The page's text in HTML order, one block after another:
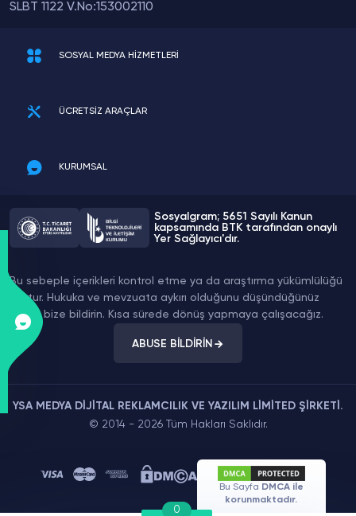
SLBT 1122 V.No:153002110
SOSYAL MEDYA HİZMETLERİ
ÜCRETSİZ ARAÇLAR
KURUMSAL
Sosyalgram; 5651 Sayılı Kanun
kapsamında BTK tarafından onaylı
Yer Sağlayıcı'dır.
Bu sebeple içerikleri kontrol etme ya da araştırma yükümlülüğü
yoktur. Hukuka ve mevzuata aykırı olduğunu düşündüğünüz
içeriği bize bildirin. Kısa sürede dönüş yapmaya çalışacağız.
ABUSE BİLDİRİN
YSA MEDYA DİJİTAL REKLAMCILIK VE YAZILIM LİMİTED ŞİRKETİ.
© 2014 - 2026 Tüm Hakları Saklıdır.
Bu Sayfa DMCA ile
korunmaktadır.
0